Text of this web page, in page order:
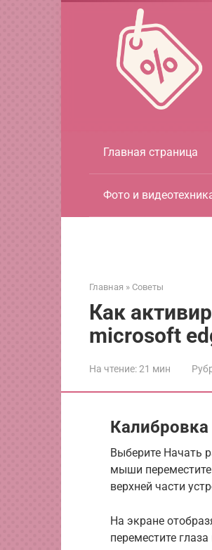
Главная страница
Фото и
Главная » Советы
Как
microsoft
На чтение:21 мин
Калибровка
Выберите Начать
мыши
верхней части
На экране
переместите